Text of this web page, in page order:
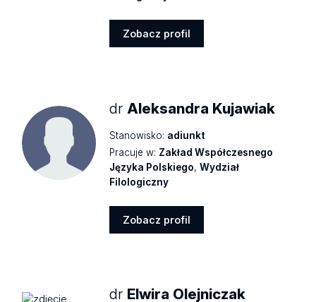
Zobacz profil
dr Aleksandra Kujawiak
Stanowisko: adiunkt
Pracuje w: Zakład Współczesnego
Języka Polskiego,Wydział
Filologiczny
Zobacz profil
dr Elwira Olejniczak